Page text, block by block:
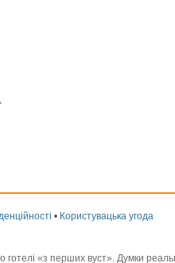
• Користувацька угода
готелі «з перших вуст». Думки